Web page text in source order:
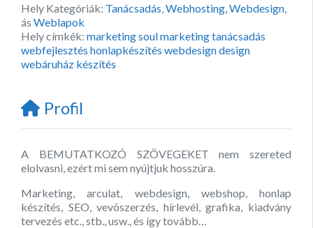
Hely Kategóriák: Tanácsadás Webhosting, Webdesign
ás Weblapok
Hely címkék: marketing soul marketing tanácsadás
webfejlesztés honlapkészítés webdesign design
webáruház készítés
Profil
A BEMUTATKOZÓ SZÖVEGEKET nem szereted
elolvasni, ezért mi sem nyújtjuk hosszúra.
Marketing, arculat, webdesign, webshop, honlap
készítés, SEO, vevõszerzés, hírlevél, grafika, kiadvány
tervezés etc., stb., usw., és így tovább…